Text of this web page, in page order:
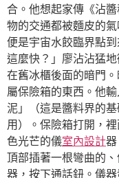
合。他想起家傳《沾
物的交通都被麵皮的
便是宇宙水餃臨界點
這麼快？」廖沾沾猛
在舊冰櫃後面的暗門
屬保險箱的東西。他
泥」（這是醬料界的
用）。保險箱打開，
色光芒的儀室內設計
頂部插著一根彎曲的
器，按下通話鈕。儀